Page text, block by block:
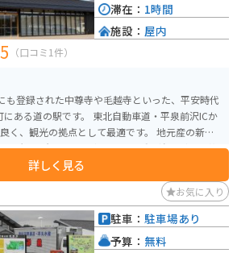
～16:30です。拝観料は大人800円、高校生500
円です。
5 （口コミ1件）
も登録された中尊寺や毛越寺といった、平安時代
東北自動車道・平泉前沢ICか
く、観光の拠点として最適です。 地元産の新鮮な
所や、岩手県産の南部鉄器や秀衡塗などの工芸
土料理や麺類が味わえるレストランなどがありま
い駐車場があるので安心して駐車できます。 平
をはじめ、浄土庭園が美しい毛越寺など、歴史
れています。 周辺には、柳之御所資料館や達谷
あります。 また、わんこそばやひっつみなどの
泉は、歴史と自然、食を満喫できる魅力的な観
詳しく見る
滞在： 1時間
施設： 屋内
お気に入り
駐車： 駐車場あり
予算： 無料